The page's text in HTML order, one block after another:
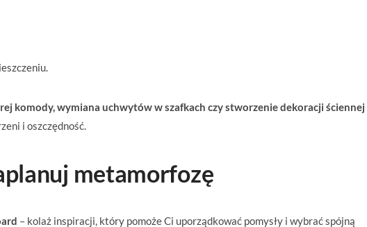
komody, wymiana uchwytów w szafkach czy stworzenie dekoracji ściennej
i oszczędność.
metamorfozę
– kolaż inspiracji, który pomoże Ci uporządkować pomysły i wybrać spójną